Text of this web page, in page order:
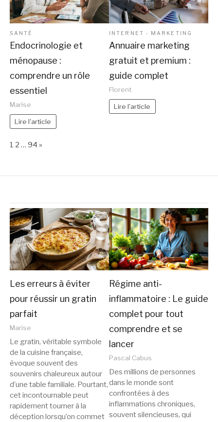
SANTÉ
Endocrinologie et
ménopause :
comprendre un rôle
essentiel
Marise
Lire l'article
INTERNET - MARKETING
Annuaire marketing
gratuit et premium :
guide complet
Florent
Lire l'article
Page:
1 2 … 94 Next
»
Les erreurs à éviter
pour réussir un gratin
parfait
Marise
Le gratin, véritable symbole
de la cuisine française,
évoque souvent des
souvenirs chaleureux autour
d’une table familiale. Pourtant,
cet incontournable peut
rapidement tourner à la
déception lorsqu’on commet
Régime anti-
inflammatoire : Le guide
complet pour tout
comprendre et se
lancer
Pascal Cabus
Des millions de personnes
dans le monde sont
confrontées à des
inflammations chroniques,
souvent silencieuses, qui